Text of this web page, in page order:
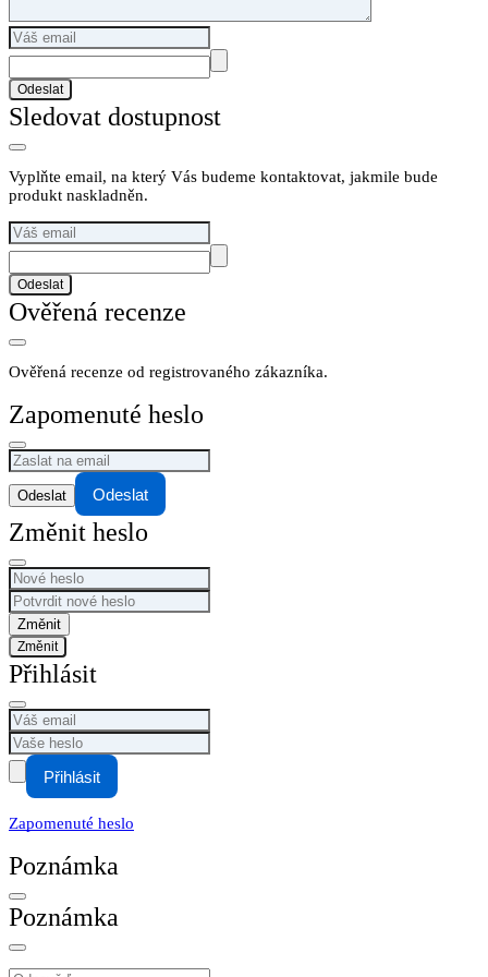
Odeslat
Sledovat dostupnost
Vyplňte email, na který Vás budeme kontaktovat, jakmile bude
produkt naskladněn.
Odeslat
Ověřená recenze
Ověřená recenze od registrovaného zákazníka.
Zapomenuté heslo
Odeslat
Změnit heslo
Změnit
Přihlásit
Přihlásit
Zapomenuté heslo
Poznámka
Poznámka